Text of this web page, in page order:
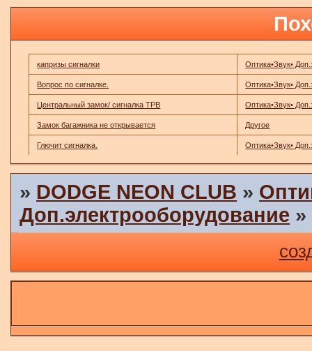
капризы сигналки Оптика•Звук•
Вопрос по сигналке. Оптика•Звук•
Центральный замок/ сигналка ТРВ Оптика•Звук•
Замок багажника не открывается Другое
Глючит сигналка. Оптика•Звук•
» DODGE NEON CLUB »
Доп.электрооборудование »